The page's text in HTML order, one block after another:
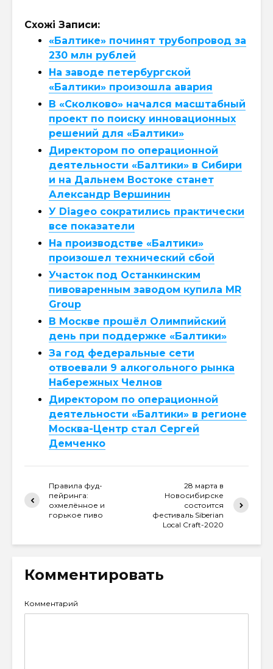
Схожі Записи:
«Балтике» починят трубопровод за
230 млн рублей
На заводе петербургской
«Балтики» произошла авария
В «Сколково» начался масштабный
проект по поиску инновационных
решений для «Балтики»
Директором по операционной
деятельности «Балтики» в Сибири
и на Дальнем Востоке станет
Александр Вершинин
У Diageo сократились практически
все показатели
На производстве «Балтики»
произошел технический сбой
Участок под Останкинским
пивоваренным заводом купила MR
Group
В Москве прошёл Олимпийский
день при поддержке «Балтики»
За год федеральные сети
отвоевали 9 алкогольного рынка
Набережных Челнов
Директором по операционной
деятельности «Балтики» в регионе
Москва-Центр стал Сергей
Демченко
Правила фуд-
пейринга:
охмелённое и
горькое пиво
28 марта в
Новосибирске
состоится
фестиваль Siberian
Local Craft-2020
Комментировать
Комментарий